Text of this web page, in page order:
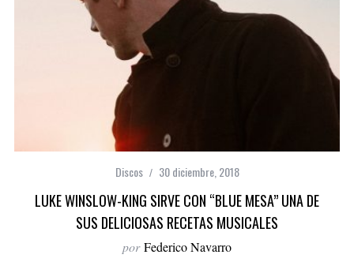
Discos 30 diciembre, 2018
LUKE WINSLOW-KING SIRVE CON “BLUE MESA” UNA DE
SUS DELICIOSAS RECETAS MUSICALES
por Federico Navarro